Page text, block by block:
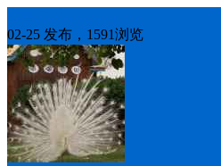
02-25 发布，1591浏览